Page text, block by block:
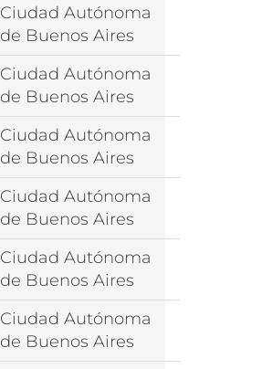
Ciudad Autónoma
de Buenos Aires
Ciudad Autónoma
de Buenos Aires
Ciudad Autónoma
de Buenos Aires
Ciudad Autónoma
de Buenos Aires
Ciudad Autónoma
de Buenos Aires
Ciudad Autónoma
de Buenos Aires